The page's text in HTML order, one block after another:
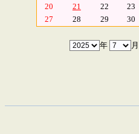
20
21 22 23
27
28 29 30
年 月